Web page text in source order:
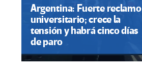
Argentina: Fuerte reclamo
universitario; crece la
tensión y habrá cinco días
de paro